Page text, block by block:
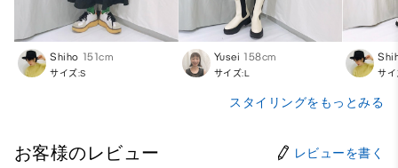
Shiho 151cm
サイズ:S
Yusei 158cm
サイズ:L サイ
スタイリングをもっとみる
お客様のレビュー レビューを書く